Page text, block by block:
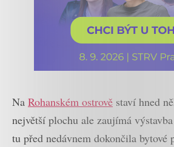
Na Rohanském ostrově staví hned
největší plochu ale zaujímá
tu před nedávnem dokončila bytové